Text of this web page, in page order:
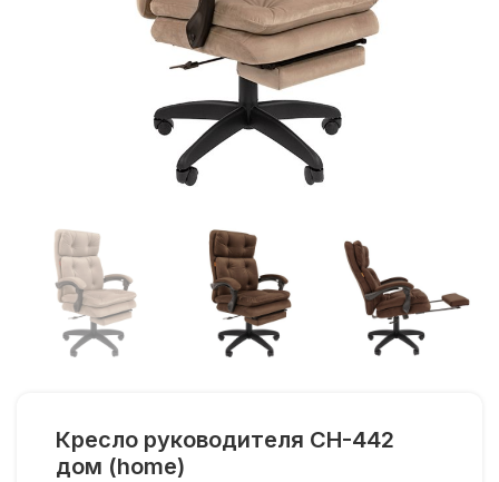
Кресло руководителя CH-442
дом (home)